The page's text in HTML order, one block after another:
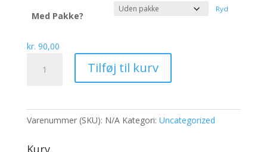
kr. 90,00
Med Pakke?
Ryd
kr. 90,00
Tilføj til kurv
Varenummer (SKU): N/A Kategori: Uncategorized
Kurv